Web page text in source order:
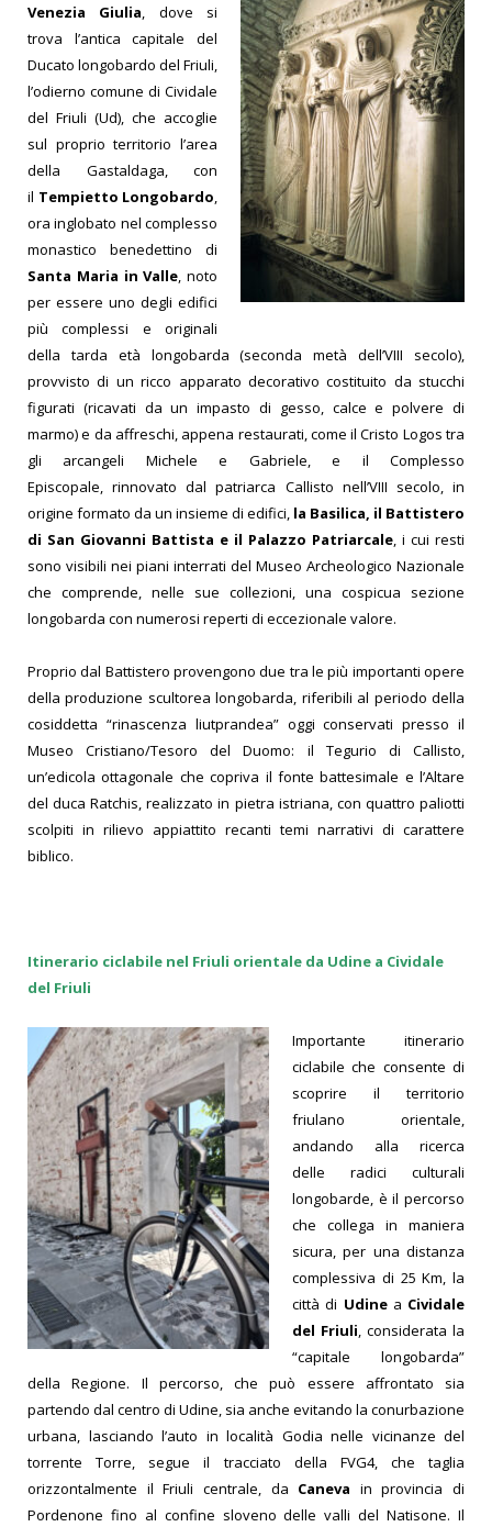
Venezia Giulia , dove si
trova l’antica capitale del
Ducato longobardo del Friuli,
l’odierno comune di Cividale
del Friuli (Ud), che accoglie
sul proprio territorio l’area
della Gastaldaga, con
il Tempietto Longobardo
ora inglobato nel complesso
monastico benedettino di
Santa Maria in Valle , noto
per essere uno degli edifici
più complessi e originali
della tarda età longobarda (seconda metà dell’VIII secolo),
provvisto di un ricco apparato decorativo costituito da stucchi
figurati (ricavati da un impasto di gesso, calce e polvere di
marmo) e da affreschi, appena restaurati, come il Cristo Logos tra
gli arcangeli Michele e Gabriele, e il Complesso
Episcopale, rinnovato dal patriarca Callisto nell’VIII secolo, in
origine formato da un insieme di edifici, la Basilica, il Battistero
di San Giovanni Battista e il Palazzo Patriarcale , i cui resti
sono visibili nei piani interrati del Museo Archeologico Nazionale
che comprende, nelle sue collezioni, una cospicua sezione
longobarda con numerosi reperti di eccezionale valore.
Proprio dal Battistero provengono due tra le più importanti opere
della produzione scultorea longobarda, riferibili al periodo della
cosiddetta “rinascenza liutprandea” oggi conservati presso il
Museo Cristiano/Tesoro del Duomo: il Tegurio di Callisto,
un’edicola ottagonale che copriva il fonte battesimale e l’Altare
del duca Ratchis, realizzato in pietra istriana, con quattro paliotti
scolpiti in rilievo appiattito recanti temi narrativi di carattere
biblico.
Itinerario ciclabile nel Friuli orientale da Udine a Cividale
del Friuli
Importante itinerario
ciclabile che consente di
scoprire il territorio
friulano orientale,
andando alla ricerca
delle radici culturali
longobarde, è il percorso
che collega in maniera
sicura, per una distanza
complessiva di 25 Km, la
città di Udinea Cividale
del Friuli, considerata la
“capitale longobarda”
della Regione. Il percorso, che può essere affrontato sia
partendo dal centro di Udine, sia anche evitando la conurbazione
urbana, lasciando l’auto in località Godia nelle vicinanze del
torrente Torre, segue il tracciato della FVG4, che taglia
orizzontalmente il Friuli centrale, da Caneva in provincia di
Pordenone fino al confine sloveno delle valli del Natisone. Il